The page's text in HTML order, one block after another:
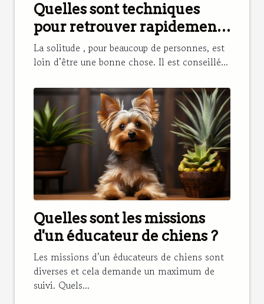
Quelles sont techniques
pour retrouver rapidement
son chat perdu ?
La solitude , pour beaucoup de personnes, est
loin d’être une bonne chose. Il est conseillé...
Quelles sont les missions
d'un éducateur de chiens ?
Les missions d’un éducateurs de chiens sont
diverses et cela demande un maximum de
suivi. Quels...